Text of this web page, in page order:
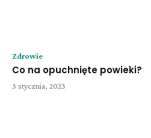
Zdrowie
Co na opuchnięte powieki?
3 stycznia, 2023